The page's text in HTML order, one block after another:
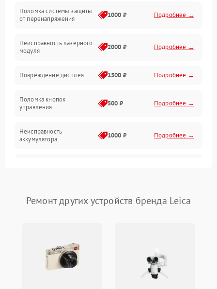
Поломка системы защиты
от перенапряжения
1000 ₽ Подробнее →
Неисправность лазерного
модуля
2000 ₽ Подробнее →
Повреждение дисплея 1500 ₽ Подробнее →
Поломка кнопок
управления
500 ₽ Подробнее →
Неисправность
аккумулятора
1000 ₽ Подробнее →
Повреждение проводов 500 ₽ Подробнее →
Поломка системы
автоматического
отключения
Подробнее →
Ремонт других устройств бренда Leica